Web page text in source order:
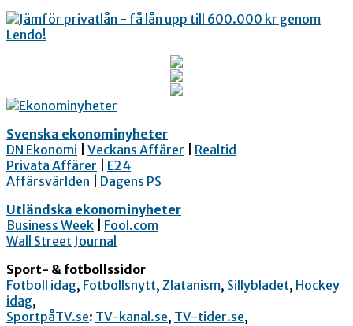
Svenska ekonominyheter
DN Ekonomi
Veckans Affärer
Realtid
Privata Affärer
E24
Affärsvärlden
Dagens PS
Utländska ekonominyheter
Business Week
Fool.com
Wall Street Journal
Sport- & fotbollssidor
Fotboll idag, Fotbollsnytt, Zlatanism, Sillybladet, Hockey
idag,
SportpåTV.se: TV-kanal.se, TV-tider.se,